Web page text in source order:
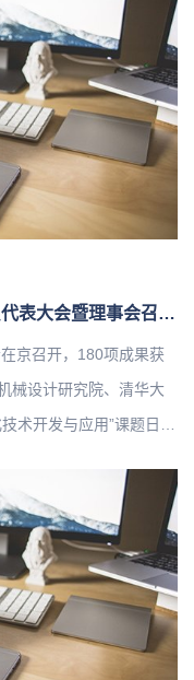
中国重型机械工业协会六届四次会员代表大会暨理事会召开1
京召开，180项成果获
械设计研究院、清华大
术开发与应用”课题日前
，完成了桥式起重机轻
量化、工艺绿色化、安
点有：提出了桥式起重
理论与方法，以及柔性
支点静定支撑起升机构
监控管理系统和远程运